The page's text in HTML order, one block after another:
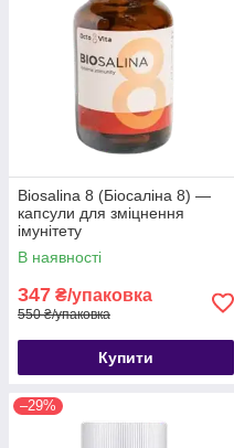
Biosalina 8 (Біосаліна 8) —
капсули для зміцнення
імунітету
В наявності
347 ₴/упаковка
550 ₴/упаковка
Купити
–29%